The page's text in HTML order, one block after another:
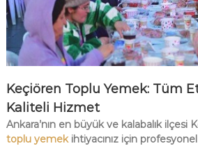
Keçiören Toplu Yemek: Tüm
Kaliteli Hizmet
Ankara’nın en büyük ve kalabalık ilçesi
toplu yemekihtiyacınız için